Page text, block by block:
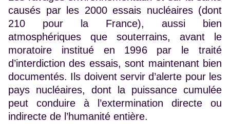
causés par les 2000 essais nucléaires (dont
210 pour la France), aussi bien
atmosphériques que souterrains, avant le
moratoire institué en 1996 par le traité
d’interdiction des essais, sont maintenant bien
documentés. Ils doivent servir d’alerte pour les
pays nucléaires, dont la puissance cumulée
peut conduire à l’extermination directe ou
indirecte de l’humanité entière.